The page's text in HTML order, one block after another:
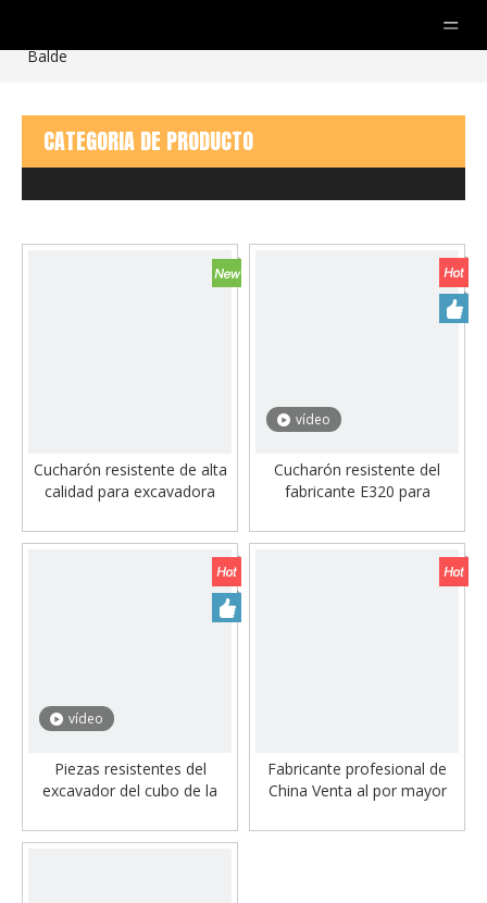
Balde
CATEGORIA DE PRODUCTO
Cucharón resistente de alta
calidad para excavadora
vídeo
Cucharón resistente del
fabricante E320 para
de tierra
vídeo
Piezas resistentes del
excavador del cubo de la
Fabricante profesional de
China Venta al por mayor
roca personalizado para